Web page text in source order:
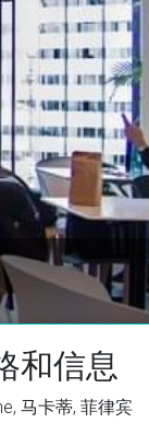
和信息
马卡蒂, 菲律宾